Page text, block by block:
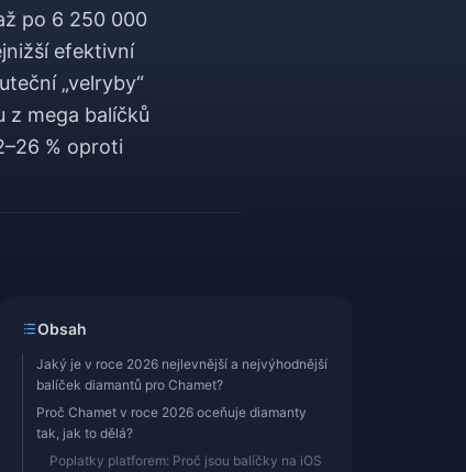
po 6 250 000
efektivní
„velryby“
z mega balíčků
% oproti
Obsah
Jaký je v roce 2026 nejlevnější a nejvýhodnější
balíček diamantů pro Chamet?
Proč Chamet v roce 2026 oceňuje diamanty
tak, jak to dělá?
Poplatky platforem: Proč jsou balíčky na iOS